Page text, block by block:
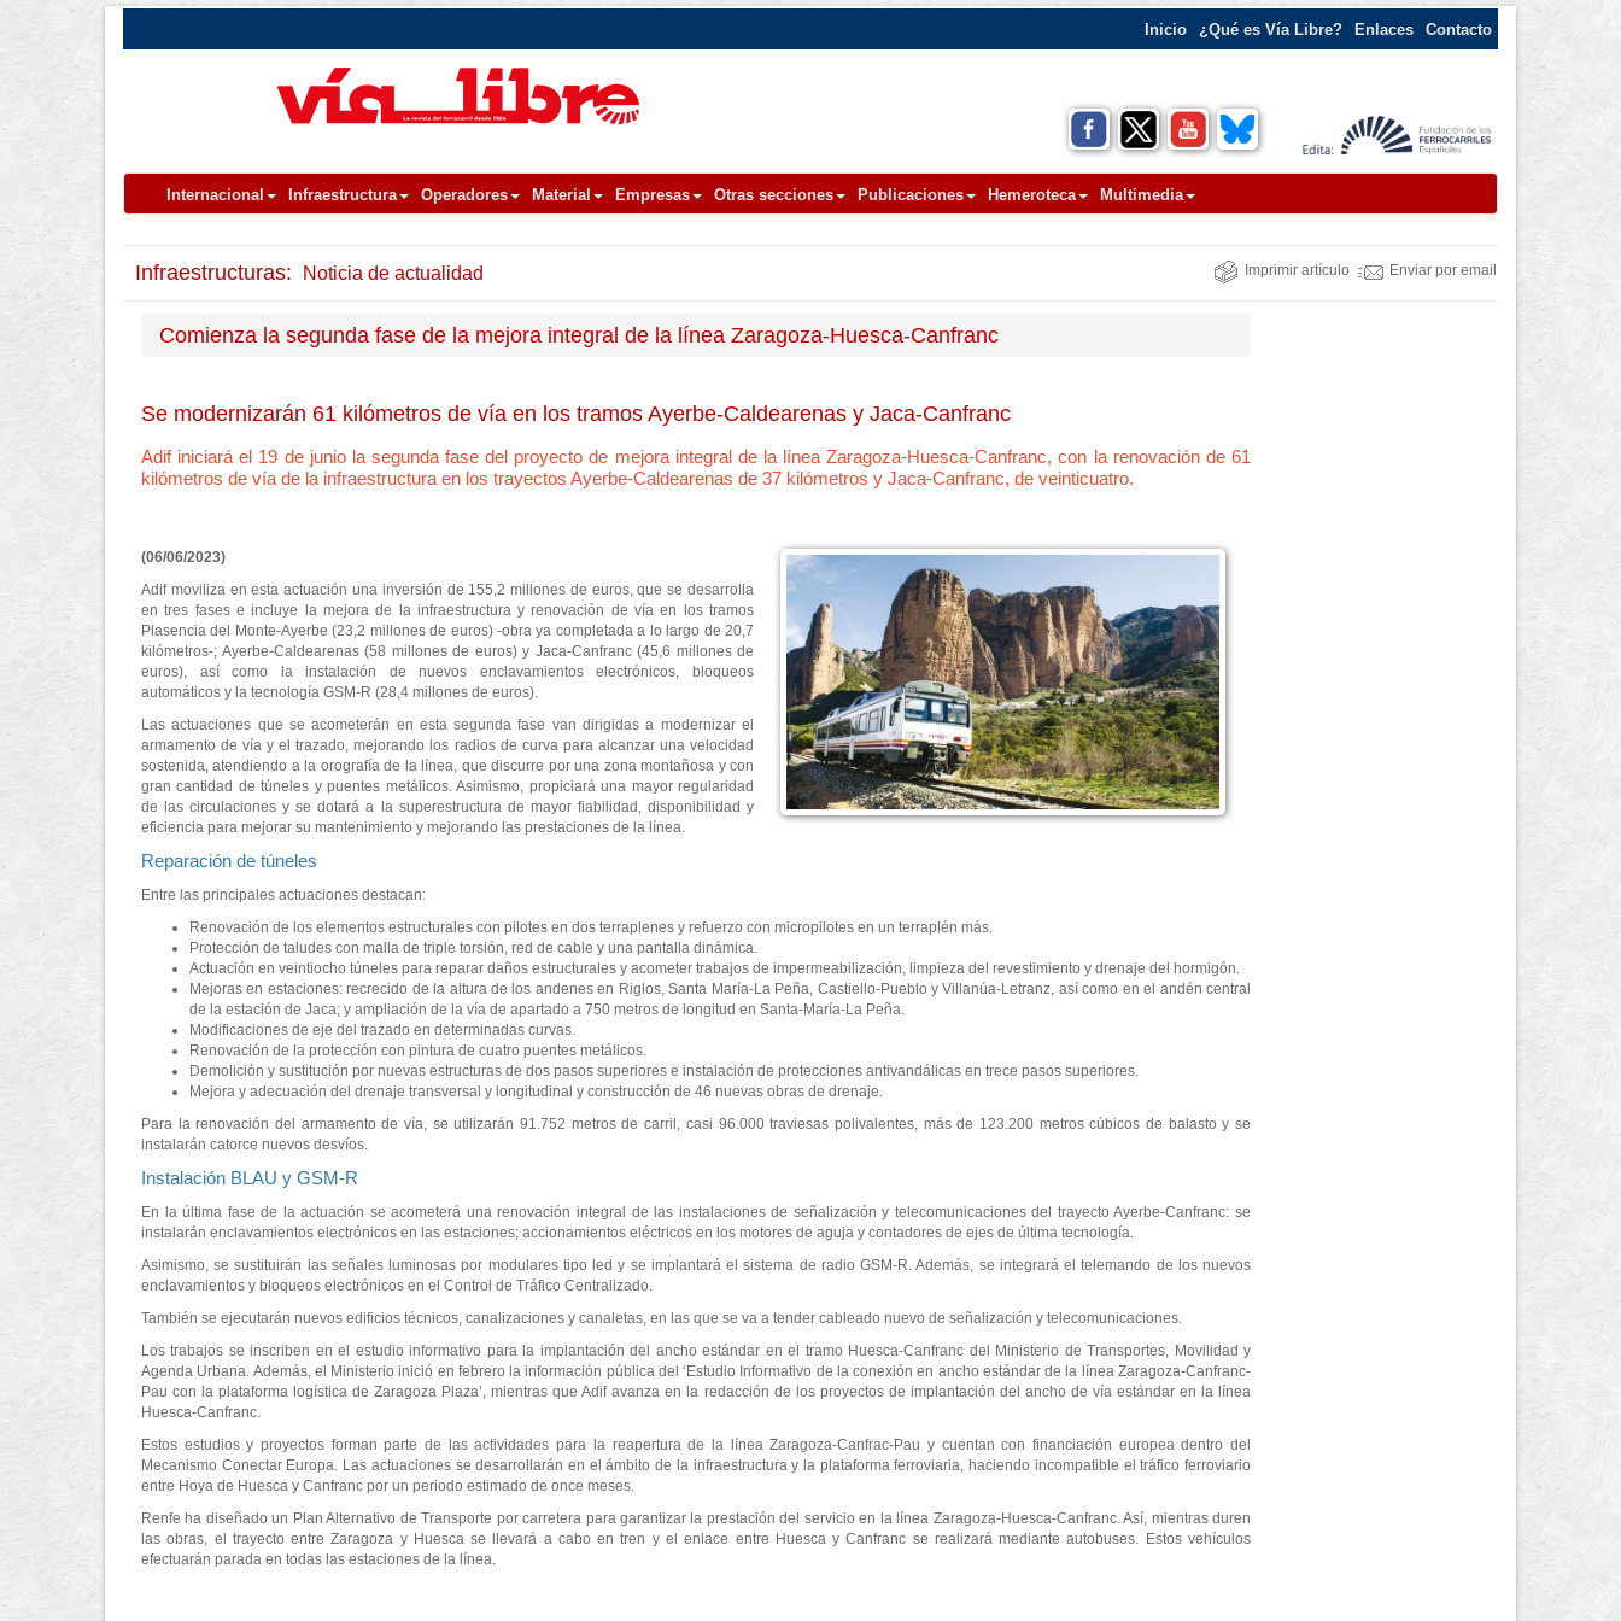
Inicio ¿Qué es Vía Libre? Enlaces Contacto
Internacional Infraestructura Operadores Material Empresas Otras secciones Publicaciones Hemeroteca Multimedia
Infraestructuras: Noticia de actualidad Imprimir artículo Enviar por email
Comienza la segunda fase de la mejora integral de la línea Zaragoza-Huesca-Canfranc
Se modernizarán 61 kilómetros de vía en los tramos Ayerbe-Caldearenas y Jaca-Canfranc
Adif iniciará el 19 de junio la segunda fase del proyecto de mejora integral de la línea Zaragoza-Huesca-Canfranc, con la renovación de 61
kilómetros de vía de la infraestructura en los trayectos Ayerbe-Caldearenas de 37 kilómetros y Jaca-Canfranc, de veinticuatro.
(06/06/2023)
Adif moviliza en esta actuación una inversión de 155,2 millones de euros, que se desarrolla
en tres fases e incluye la mejora de la infraestructura y renovación de vía en los tramos
Plasencia del Monte-Ayerbe (23,2 millones de euros) -obra ya completada a lo largo de 20,7
kilómetros-; Ayerbe-Caldearenas (58 millones de euros) y Jaca-Canfranc (45,6 millones de
euros), así como la instalación de nuevos enclavamientos electrónicos, bloqueos
automáticos y la tecnología GSM-R (28,4 millones de euros).
Las actuaciones que se acometerán en esta segunda fase van dirigidas a modernizar el
armamento de vía y el trazado, mejorando los radios de curva para alcanzar una velocidad
sostenida, atendiendo a la orografía de la línea, que discurre por una zona montañosa y con
gran cantidad de túneles y puentes metálicos. Asimismo, propiciará una mayor regularidad
de las circulaciones y se dotará a la superestructura de mayor fiabilidad, disponibilidad y
eficiencia para mejorar su mantenimiento y mejorando las prestaciones de la línea.
Reparación de túneles
Entre las principales actuaciones destacan:
Renovación de los elementos estructurales con pilotes en dos terraplenes y refuerzo con micropilotes en un terraplén más.
Protección de taludes con malla de triple torsión, red de cable y una pantalla dinámica.
Actuación en veintiocho túneles para reparar daños estructurales y acometer trabajos de impermeabilización, limpieza del revestimiento y drenaje del hormigón.
Mejoras en estaciones: recrecido de la altura de los andenes en Riglos, Santa María-La Peña, Castiello-Pueblo y Villanúa-Letranz, así como en el andén central
de la estación de Jaca; y ampliación de la vía de apartado a 750 metros de longitud en Santa-María-La Peña.
Modificaciones de eje del trazado en determinadas curvas.
Renovación de la protección con pintura de cuatro puentes metálicos.
Demolición y sustitución por nuevas estructuras de dos pasos superiores e instalación de protecciones antivandálicas en trece pasos superiores.
Mejora y adecuación del drenaje transversal y longitudinal y construcción de 46 nuevas obras de drenaje.
Para la renovación del armamento de vía, se utilizarán 91.752 metros de carril, casi 96.000 traviesas polivalentes, más de 123.200 metros cúbicos de balasto y se
instalarán catorce nuevos desvíos.
Instalación BLAU y GSM-R
En la última fase de la actuación se acometerá una renovación integral de las instalaciones de señalización y telecomunicaciones del trayecto Ayerbe-Canfranc: se
instalarán enclavamientos electrónicos en las estaciones; accionamientos eléctricos en los motores de aguja y contadores de ejes de última tecnología.
Asimismo, se sustituirán las señales luminosas por modulares tipo led y se implantará el sistema de radio GSM-R. Además, se integrará el telemando de los nuevos
enclavamientos y bloqueos electrónicos en el Control de Tráfico Centralizado.
También se ejecutarán nuevos edificios técnicos, canalizaciones y canaletas, en las que se va a tender cableado nuevo de señalización y telecomunicaciones.
Los trabajos se inscriben en el estudio informativo para la implantación del ancho estándar en el tramo Huesca-Canfranc del Ministerio de Transportes, Movilidad y
Agenda Urbana. Además, el Ministerio inició en febrero la información pública del ‘Estudio Informativo de la conexión en ancho estándar de la línea Zaragoza-Canfranc-
Pau con la plataforma logística de Zaragoza Plaza’, mientras que Adif avanza en la redacción de los proyectos de implantación del ancho de vía estándar en la línea
Huesca-Canfranc.
Estos estudios y proyectos forman parte de las actividades para la reapertura de la línea Zaragoza-Canfrac-Pau y cuentan con financiación europea dentro del
Mecanismo Conectar Europa. Las actuaciones se desarrollarán en el ámbito de la infraestructura y la plataforma ferroviaria, haciendo incompatible el tráfico ferroviario
entre Hoya de Huesca y Canfranc por un periodo estimado de once meses.
Renfe ha diseñado un Plan Alternativo de Transporte por carretera para garantizar la prestación del servicio en la línea Zaragoza-Huesca-Canfranc. Así, mientras duren
las obras, el trayecto entre Zaragoza y Huesca se llevará a cabo en tren y el enlace entre Huesca y Canfranc se realizará mediante autobuses. Estos vehículos
efectuarán parada en todas las estaciones de la línea.